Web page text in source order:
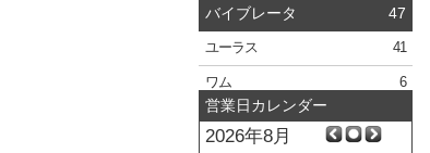
バイブレータ 47
ユーラス 41
ワム 6
営業日カレンダー
2026年8月